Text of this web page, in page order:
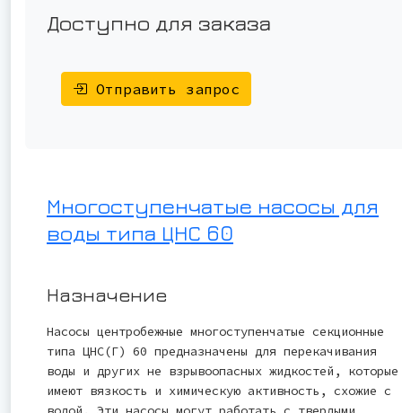
Доступно для заказа
Отправить запрос
Многоступенчатые насосы для
воды типа ЦНС 60
Назначение
Насосы центробежные многоступенчатые секционные
типа ЦНС(Г) 60 предназначены для перекачивания
воды и других не взрывоопасных жидкостей, которые
имеют вязкость и химическую активность, схожие с